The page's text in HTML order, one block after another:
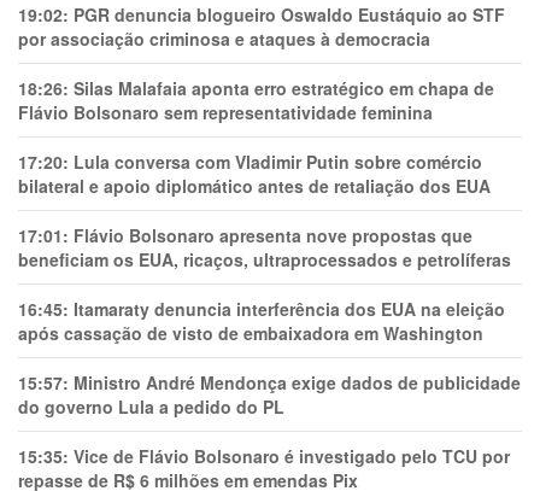
19:02: PGR denuncia blogueiro Oswaldo Eustáquio ao STF
por associação criminosa e ataques à democracia
18:26: Silas Malafaia aponta erro estratégico em chapa de
Flávio Bolsonaro sem representatividade feminina
17:20: Lula conversa com Vladimir Putin sobre comércio
bilateral e apoio diplomático antes de retaliação dos EUA
17:01: Flávio Bolsonaro apresenta nove propostas que
beneficiam os EUA, ricaços, ultraprocessados e petrolíferas
16:45: Itamaraty denuncia interferência dos EUA na eleição
após cassação de visto de embaixadora em Washington
15:57: Ministro André Mendonça exige dados de publicidade
do governo Lula a pedido do PL
15:35: Vice de Flávio Bolsonaro é investigado pelo TCU por
repasse de R$ 6 milhões em emendas Pix